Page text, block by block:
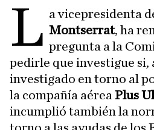
L a vicepresidenta
Montserrat, ha
pregunta a la
pedirle que investigue si,
investigado en torno al
la compañía aérea Plus
incumplió también la